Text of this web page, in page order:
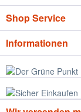
Shop Service
Informationen